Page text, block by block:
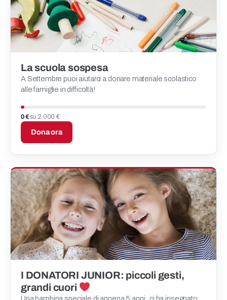
La scuola sospesa
A Settembre puoi aiutarci a donare materiale scolastico
alle famiglie in difficoltà!
0 €su 2.000 €
Dona ora
I DONATORI JUNIOR: piccoli gesti,
grandi cuori
Una bambina speciale di appena 5 anni , ci ha insegnato